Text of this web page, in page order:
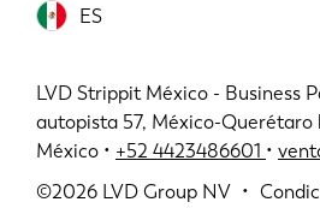
ES
LVD Strippit México - Business
autopista 57, México-Querétaro
México • +52 4423486601 •
©2026 LVD Group NV